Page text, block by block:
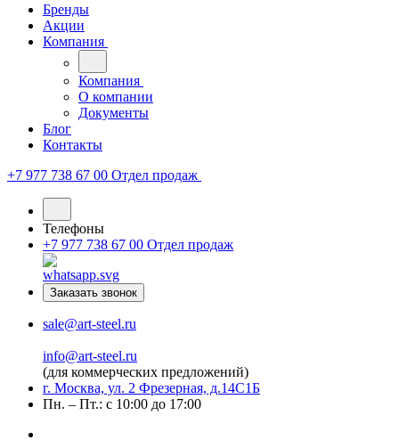
Бренды
Акции
Компания
Компания
О компании
Документы
Блог
Контакты
+7 977 738 67 00 Отдел продаж
Телефоны
+7 977 738 67 00 Отдел продаж
Заказать звонок
sale@art-steel.ru
info@art-steel.ru
(для коммерческих предложений)
г. Москва, ул. 2 Фрезерная, д.14С1Б
Пн. – Пт.: с 10:00 до 17:00